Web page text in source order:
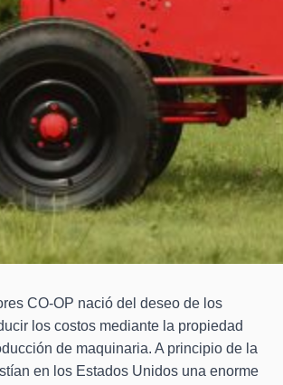
CO-OP nació del deseo de los
los costos mediante la propiedad
de maquinaria. A principio de la
en los Estados Unidos una enorme